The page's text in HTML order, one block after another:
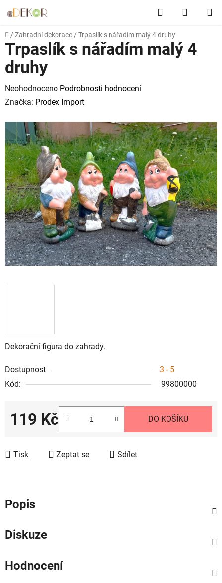
na
obsah
Hledat
KOŠÍK
Domů
/ Zahradní dekorace / Trpaslík s nářadím malý 4 druhy
Dekorační figura do zahrady.
Dostupnost
3 - 5
Kód:
99800000
119 Kč DO KOŠÍKU
Tisk Zeptat se Sdílet
Trpaslík s nářadím malý 4
druhy
Průměrné
hodnocení
je
0,0
z
5
hvězdiček.
Neohodnoceno Podrobnosti hodnocení
Značka: Prodex Import
Popis
Diskuze
Hodnocení